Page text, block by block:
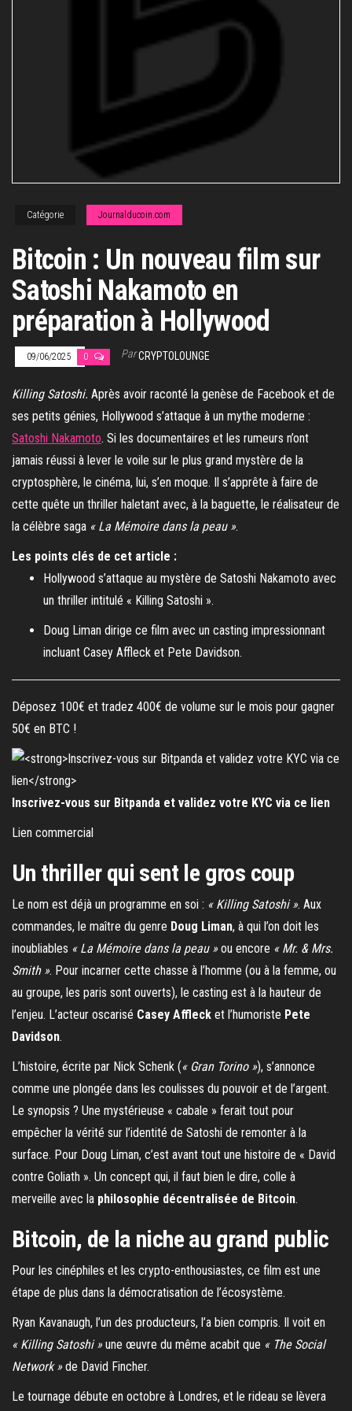
Catégorie Journalducoin.com
Bitcoin : Un nouveau film sur
Satoshi Nakamoto en
préparation à Hollywood
09/06/2025 0 ParCRYPTOLOUNGE
Killing Satoshi. Après avoir raconté la genèse de Facebook et de
ses petits génies, Hollywood s’attaque à un mythe moderne :
Satoshi Nakamoto. Si les documentaires et les rumeurs n’ont
jamais réussi à lever le voile sur le plus grand mystère de la
cryptosphère, le cinéma, lui, s’en moque. Il s’apprête à faire de
cette quête un thriller haletant avec, à la baguette, le réalisateur de
la célèbre saga « La Mémoire dans la peau ».
Les points clés de cet article :
Hollywood s’attaque au mystère de Satoshi Nakamoto avec
un thriller intitulé « Killing Satoshi ».
Doug Liman dirige ce film avec un casting impressionnant
incluant Casey Affleck et Pete Davidson.
Déposez 100€ et tradez 400€ de volume sur le mois pour gagner
50€ en BTC !
Inscrivez-vous sur Bitpanda et validez votre KYC via ce lien
Lien commercial
Un thriller qui sent le gros coup
Le nom est déjà un programme en soi : « Killing Satoshi ». Aux
commandes, le maître du genre Doug Liman, à qui l’on doit les
inoubliables « La Mémoire dans la peau »ou encore « Mr. & Mrs.
Smith ». Pour incarner cette chasse à l’homme (ou à la femme, ou
au groupe, les paris sont ouverts), le casting est à la hauteur de
l’enjeu. L’acteur oscarisé Casey Affleck et l’humoriste Pete
Davidson.
L’histoire, écrite par Nick Schenk (« Gran Torino »), s’annonce
comme une plongée dans les coulisses du pouvoir et de l’argent.
Le synopsis ? Une mystérieuse « cabale » ferait tout pour
empêcher la vérité sur l’identité de Satoshi de remonter à la
surface. Pour Doug Liman, c’est avant tout une histoire de « David
contre Goliath ». Un concept qui, il faut bien le dire, colle à
merveille avec la philosophie décentralisée de Bitcoin.
Bitcoin, de la niche au grand public
Pour les cinéphiles et les crypto-enthousiastes, ce film est une
étape de plus dans la démocratisation de l’écosystème.
Ryan Kavanaugh, l’un des producteurs, l’a bien compris. Il voit en
« Killing Satoshi »une œuvre du même acabit que « The Social
Network »de David Fincher.
Le tournage débute en octobre à Londres, et le rideau se lèvera